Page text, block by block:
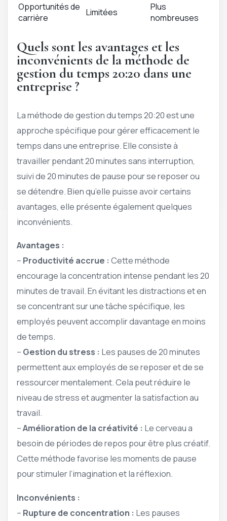
Opportunités de
carrière
Limitées
Plus
nombreuses
Quels sont les avantages et les
inconvénients de la méthode de
gestion du temps 20:20 dans une
entreprise ?
La méthode de gestion du temps 20:20 est une
approche spécifique pour gérer efficacement le
temps dans une entreprise. Elle consiste à
travailler pendant 20 minutes sans interruption,
suivi de 20 minutes de pause pour se reposer ou
se détendre. Bien qu’elle puisse avoir certains
avantages, elle présente également quelques
inconvénients.
Avantages :
– Productivité accrue : Cette méthode
encourage la concentration intense pendant les 20
minutes de travail. En évitant les distractions et en
se concentrant sur une tâche spécifique, les
employés peuvent accomplir davantage en moins
de temps.
– Gestion du stress : Les pauses de 20 minutes
permettent aux employés de se reposer et de se
ressourcer mentalement. Cela peut réduire le
niveau de stress et augmenter la satisfaction au
travail.
–Amélioration de la créativité : Le cerveau a
besoin de périodes de repos pour être plus créatif.
Cette méthode favorise les moments de pause
pour stimuler l’imagination et la réflexion.
Inconvénients :
– Rupture de concentration : Les pauses